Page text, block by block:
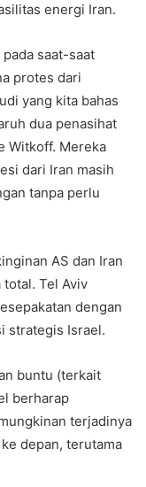
energi Iran.
saat-saat
protes dari
yang kita bahas
dua penasihat
Witkoff. Mereka
dari Iran masih
tanpa perlu
AS dan Iran
Tel Aviv
dengan
strategis Israel.
buntu (terkait
berharap
terjadinya
depan, terutama